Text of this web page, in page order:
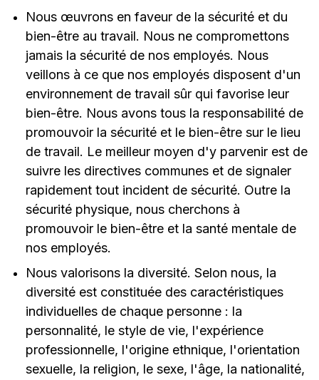
Nous œuvrons en faveur de la sécurité et du
bien-être au travail. Nous ne compromettons
jamais la sécurité de nos employés. Nous
veillons à ce que nos employés disposent d'un
environnement de travail sûr qui favorise leur
bien-être. Nous avons tous la responsabilité de
promouvoir la sécurité et le bien-être sur le lieu
de travail. Le meilleur moyen d'y parvenir est de
suivre les directives communes et de signaler
rapidement tout incident de sécurité. Outre la
sécurité physique, nous cherchons à
promouvoir le bien-être et la santé mentale de
nos employés.
Nous valorisons la diversité. Selon nous, la
diversité est constituée des caractéristiques
individuelles de chaque personne : la
personnalité, le style de vie, l'expérience
professionnelle, l'origine ethnique, l'orientation
sexuelle, la religion, le sexe, l'âge, la nationalité,